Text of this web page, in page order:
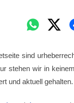
sind
stehen wir in
und aktuell gehalten.